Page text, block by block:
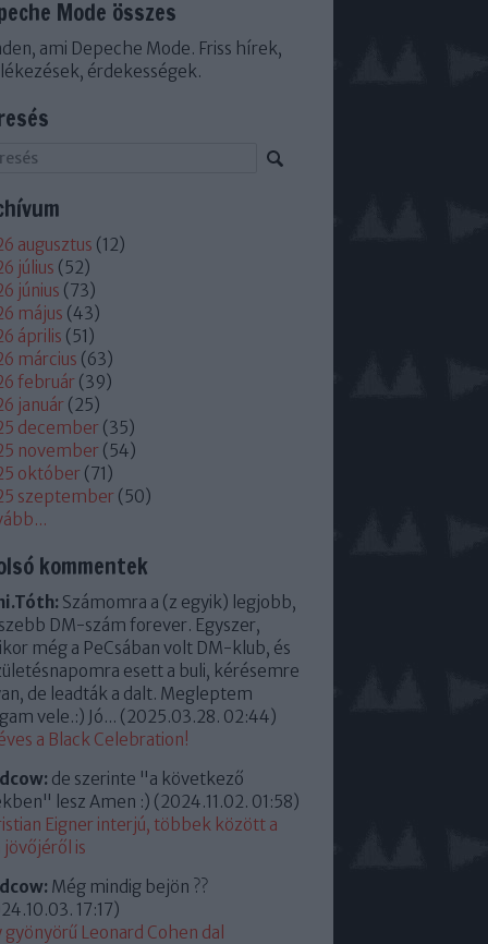
Mode összes
ami Depeche Mode. Friss hírek,
érdekességek.
augusztus (12)
július (52)
június (73)
május (43)
április (51)
március (63)
február (39)
január (25)
december (35)
november (54)
október (71)
szeptember (50)
...
kommentek
Számomra a (z egyik) legjobb,
DM-szám forever. Egyszer,
még a PeCsában volt DM-klub, és
esett a buli, kérésemre
de leadták a dalt. Megleptem
vele.:) Jó... (2025.03.28. 02:44)
a Black Celebration!
de szerinte "a következő
lesz Amen :) (2024.11.02. 01:58)
Eigner interjú, többek között a
jövőjéről is
Még mindig bejön ??
17:17)
gyönyörű Leonard Cohen dal